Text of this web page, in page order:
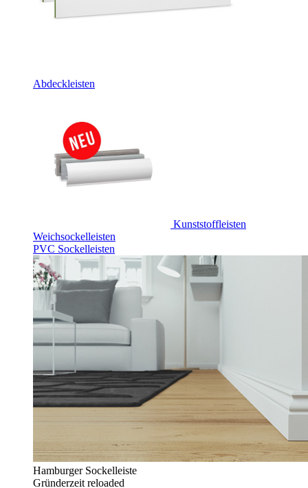
Abdeckleisten
Kunststoffleisten
Weichsockelleisten
PVC Sockelleisten
Hamburger Sockelleiste
Gründerzeit reloaded